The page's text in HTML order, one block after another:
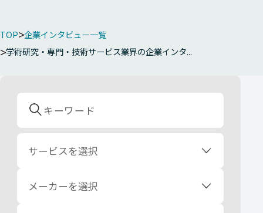
TOP 企業インタビュー一覧
学術研究・専門・技術サービス業界の企業インタ...
サービスを選択
メーカーを選択